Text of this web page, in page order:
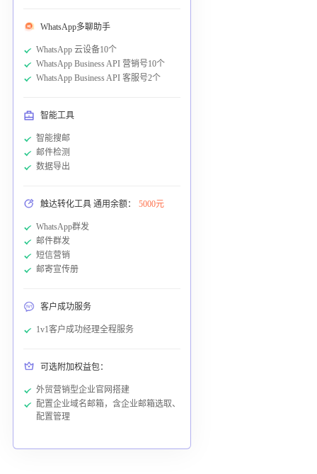
WhatsApp多聊助手
WhatsApp 云设备10个
WhatsApp Business API 营销号10个
WhatsApp Business API 客服号2个
智能工具
智能搜邮
邮件检测
数据导出
触达转化工具 通用余额： 5000元
WhatsApp群发
邮件群发
短信营销
邮寄宣传册
客户成功服务
1v1客户成功经理全程服务
可选附加权益包：
外贸营销型企业官网搭建
配置企业域名邮箱，含企业邮箱选取、
配置管理